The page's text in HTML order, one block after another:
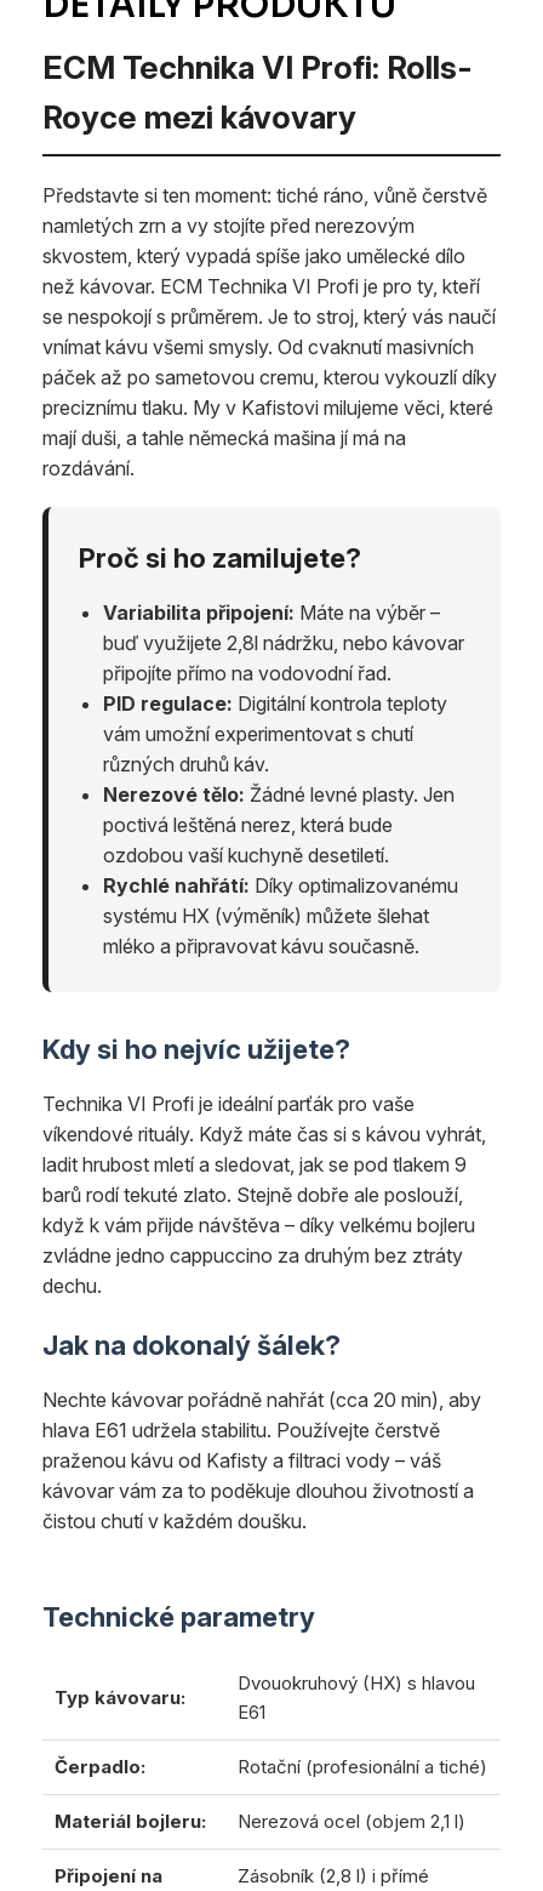
ECM Technika VI Profi: Rolls-
Royce mezi kávovary
Představte si ten moment: tiché ráno, vůně čerstvě
namletých zrn a vy stojíte před nerezovým
skvostem, který vypadá spíše jako umělecké dílo
než kávovar. ECM Technika VI Profi je pro ty, kteří
se nespokojí s průměrem. Je to stroj, který vás naučí
vnímat kávu všemi smysly. Od cvaknutí masivních
páček až po sametovou cremu, kterou vykouzlí díky
preciznímu tlaku. My v Kafistovi milujeme věci, které
mají duši, a tahle německá mašina jí má na
rozdávání.
Proč si ho zamilujete?
Variabilita připojení: Máte na výběr –
buď využijete 2,8l nádržku, nebo kávovar
připojíte přímo na vodovodní řad.
PID regulace: Digitální kontrola teploty
vám umožní experimentovat s chutí
různých druhů káv.
Nerezové tělo: Žádné levné plasty. Jen
poctivá leštěná nerez, která bude
ozdobou vaší kuchyně desetiletí.
Rychlé nahřátí: Díky optimalizovanému
systému HX (výměník) můžete šlehat
mléko a připravovat kávu současně.
Kdy si ho nejvíc užijete?
Technika VI Profi je ideální parťák pro vaše
víkendové rituály. Když máte čas si s kávou vyhrát,
ladit hrubost mletí a sledovat, jak se pod tlakem 9
barů rodí tekuté zlato. Stejně dobře ale poslouží,
když k vám přijde návštěva – díky velkému bojleru
zvládne jedno cappuccino za druhým bez ztráty
dechu.
Jak na dokonalý šálek?
Nechte kávovar pořádně nahřát (cca 20 min), aby
hlava E61 udržela stabilitu. Používejte čerstvě
praženou kávu od Kafisty a filtraci vody – váš
kávovar vám za to poděkuje dlouhou životností a
čistou chutí v každém doušku.
Technické parametry
Typ kávovaru:
Dvouokruhový (HX) s hlavou
E61
Čerpadlo: Rotační (profesionální a tiché)
Materiál bojleru: Nerezová ocel (objem 2,1 l)
Připojení na
Zásobník (2,8 l) i přímé